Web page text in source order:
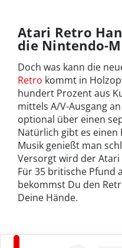
Atari Retro
die Nintendo-
Doch was kann die
Retro kommt in
hundert Prozent aus
mittels A/V-Ausgang
optional über einen
Natürlich gibt es
Musik genießt man
Versorgt wird der Atari
Für 35 britische Pfund
bekommst Du den
Deine Hände.